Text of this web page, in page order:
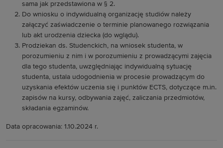
sama jak przedstawiona w § 2.
Do wniosku o indywidualną organizację studiów należy
załączyć zaświadczenie o terminie planowanego rozwiązania
lub akt urodzenia dziecka (do wglądu).
Prodziekan ds. Studenckich, na wniosek studenta, w
porozumieniu z nim i w porozumieniu z prowadzącymi zajęcia
dla tego studenta, uwzględniając indywidualną sytuację
studenta, ustala udogodnienia w procesie prowadzącym do
uzyskania efektów uczenia się i punktów ECTS, dotyczące m.in.
zapisów na kursy, odbywania zajęć, zaliczania przedmiotów,
składania egzaminów.
Data opracowania: 1.10.2024 r.